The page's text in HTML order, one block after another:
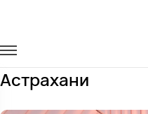
Заказать Audi S8
Астрахани